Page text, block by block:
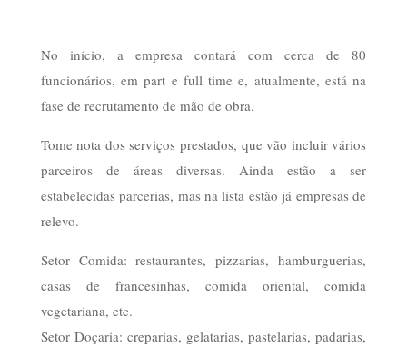
No início, a empresa contará com cerca de 80
funcionários, em part e full time e, atualmente, está na
fase de recrutamento de mão de obra.
Tome nota dos serviços prestados, que vão incluir vários
parceiros de áreas diversas. Ainda estão a ser
estabelecidas parcerias, mas na lista estão já empresas de
relevo.
Setor Comida: restaurantes, pizzarias, hamburguerias,
casas de francesinhas, comida oriental, comida
vegetariana, etc.
Setor Doçaria: creparias, gelatarias, pastelarias, padarias,